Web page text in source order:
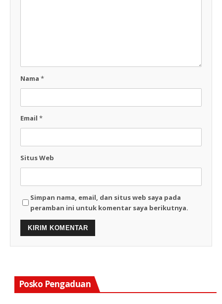
Nama *
Email *
Situs Web
Simpan nama, email, dan situs web saya pada
peramban ini untuk komentar saya berikutnya.
Posko Pengaduan